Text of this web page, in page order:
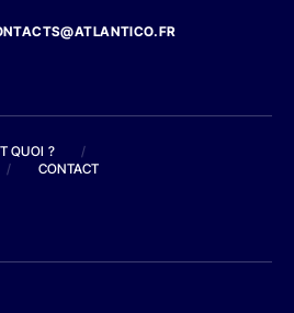
QUOI ?
/
/ CONTACT